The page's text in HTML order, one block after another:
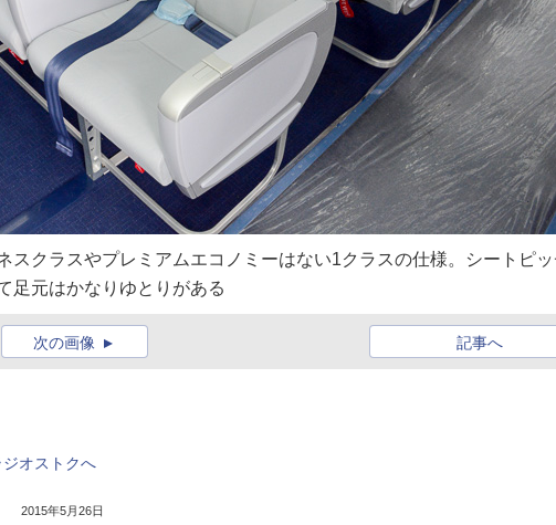
スクラスやプレミアムエコノミーはない1クラスの仕様。シートピ
足元はかなりゆとりがある
記事へ
次の画像
オストクへ
2015年5月26日